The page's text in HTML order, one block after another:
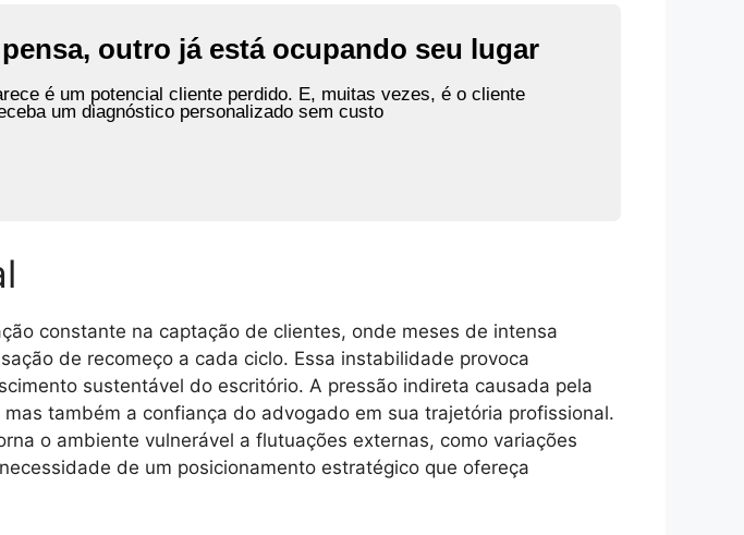
outro já está ocupando seu lugar
é um potencial cliente perdido. E, muitas vezes, é o cliente
um diagnóstico personalizado sem custo
constante na captação de clientes, onde meses de intensa
de recomeço a cada ciclo. Essa instabilidade provoca
sustentável do escritório. A pressão indireta causada pela
também a confiança do advogado em sua trajetória profissional.
o ambiente vulnerável a flutuações externas, como variações
de um posicionamento estratégico que ofereça